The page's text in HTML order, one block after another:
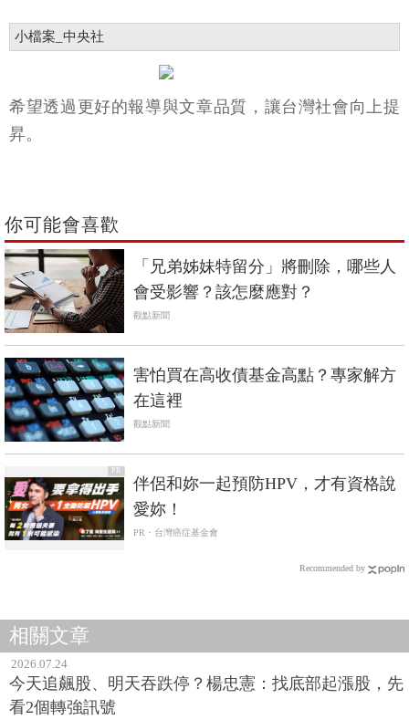
小檔案_中央社
希望透過更好的報導與文章品質，讓台灣社會向上提
昇。
你可能會喜歡
「兄弟姊妹特留分」將刪除，哪些人
會受影響？該怎麼應對？
觀點新聞
害怕買在高收債基金高點？專家解方
在這裡
觀點新聞
PR
伴侶和妳一起預防HPV，才有資格說
愛妳！
PR・台灣癌症基金會
Recommended by
相關文章
2026.07.24
今天追飆股、明天吞跌停？楊忠憲：找底部起漲股，先
看2個轉強訊號